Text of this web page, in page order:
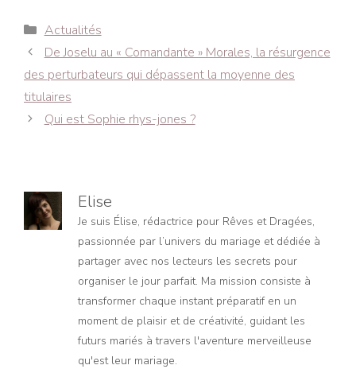
Catégories
Actualités
Navigation
des
articles
De Joselu au « Comandante » Morales, la résurgence
des perturbateurs qui dépassent la moyenne des
titulaires
Qui est Sophie rhys-jones ?
Elise
Je suis Élise, rédactrice pour Rêves et Dragées,
passionnée par l’univers du mariage et dédiée à
partager avec nos lecteurs les secrets pour
organiser le jour parfait. Ma mission consiste à
transformer chaque instant préparatif en un
moment de plaisir et de créativité, guidant les
futurs mariés à travers l'aventure merveilleuse
qu'est leur mariage.